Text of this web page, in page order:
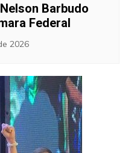
Barbudo
Federal
2026